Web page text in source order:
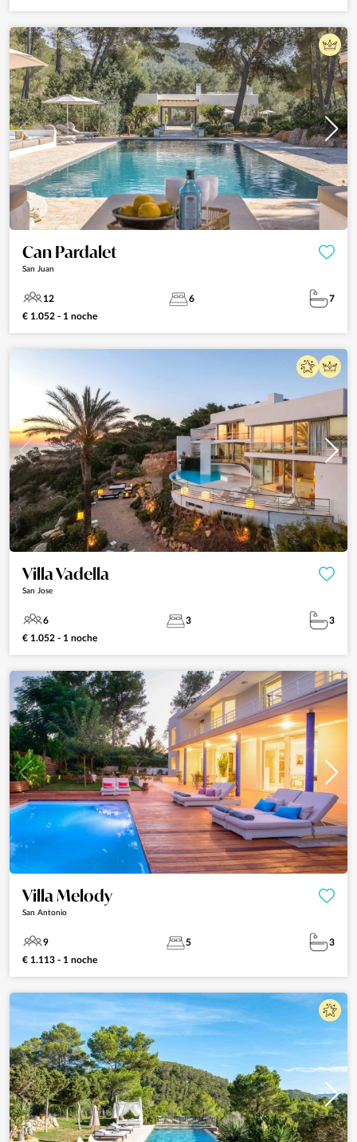
Can Pardalet
San Juan
12 6
7
€ 1.052 - 1 noche
Villa Vadella
San Jose
6 3
3
€ 1.052 - 1 noche
Villa Melody
San Antonio
9 5
3
€ 1.113 - 1 noche